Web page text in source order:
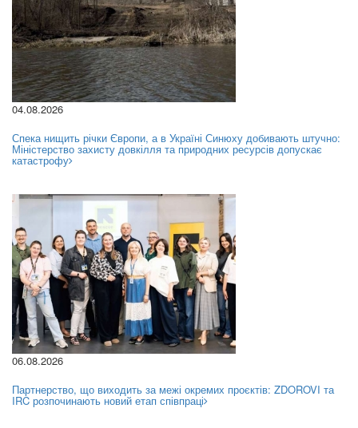
04.08.2026
Спека нищить річки Європи, а в Україні Синюху добивають штучно:
Міністерство захисту довкілля та природних ресурсів допускає
катастрофу
06.08.2026
Партнерство, що виходить за межі окремих проєктів: ZDOROVI та
IRC розпочинають новий етап співпраці